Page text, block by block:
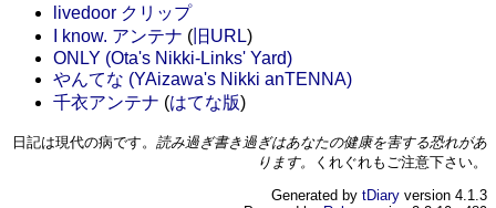
livedoor クリップ
I know. アンテナ ( 旧URL)
ONLY (Ota's Nikki-Links' Yard)
やんてな (YAizawa's Nikki anTENNA)
千衣アンテナ (はてな版)
日記は現代の病です。 読み過ぎ書き過ぎはあなたの健康を害する恐れがあ
ります。
くれぐれもご注意下さい。
Generated by tDiary version 4.1.3